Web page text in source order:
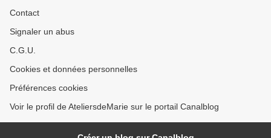
Contact
Signaler un abus
C.G.U.
Cookies et données personnelles
Préférences cookies
Voir le profil de AteliersdeMarie sur le portail Canalblog